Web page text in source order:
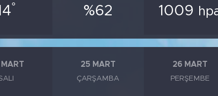
° %62 1009
25 MART
ÇARŞAMBA
26 MART
PERŞEMBE